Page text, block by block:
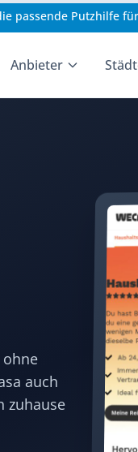
passende Putzhilfe
Anbieter
ohne
auch
zuhause